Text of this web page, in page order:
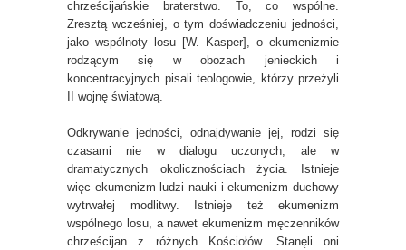
chrześcijańskie braterstwo. To, co wspólne.
Zresztą wcześniej, o tym doświadczeniu jedności,
jako wspólnoty losu [W. Kasper], o ekumenizmie
rodzącym się w obozach jenieckich i
koncentracyjnych pisali teologowie, którzy przeżyli
II wojnę światową.
Odkrywanie jedności, odnajdywanie jej, rodzi się
czasami nie w dialogu uczonych, ale w
dramatycznych okolicznościach życia. Istnieje
więc ekumenizm ludzi nauki i ekumenizm duchowy
wytrwałej modlitwy. Istnieje też ekumenizm
wspólnego losu, a nawet ekumenizm męczenników
chrześcijan z różnych Kościołów. Stanęli oni